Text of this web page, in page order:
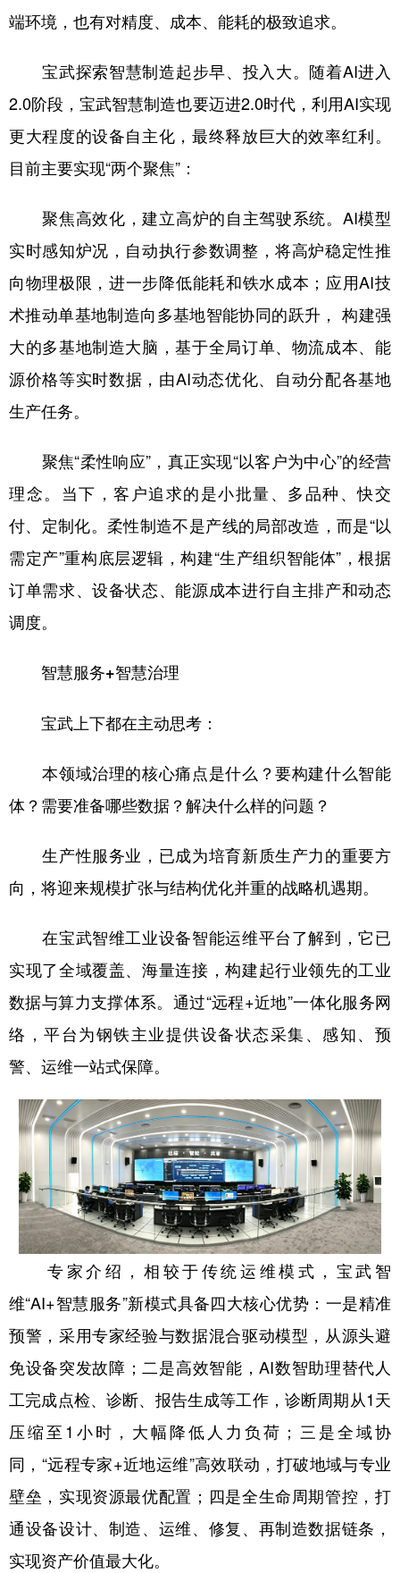
端环境，也有对精度、成本、能耗的极致追求。
宝武探索智慧制造起步早、投入大。随着AI进入
2.0阶段，宝武智慧制造也要迈进2.0时代，利用AI实现
更大程度的设备自主化，最终释放巨大的效率红利。
目前主要实现“两个聚焦”：
聚焦高效化，建立高炉的自主驾驶系统。AI模型
实时感知炉况，自动执行参数调整，将高炉稳定性推
向物理极限，进一步降低能耗和铁水成本；应用AI技
术推动单基地制造向多基地智能协同的跃升， 构建强
大的多基地制造大脑，基于全局订单、物流成本、能
源价格等实时数据，由AI动态优化、自动分配各基地
生产任务。
聚焦“柔性响应”，真正实现“以客户为中心”的经营
理念。当下，客户追求的是小批量、多品种、快交
付、定制化。柔性制造不是产线的局部改造，而是“以
需定产”重构底层逻辑，构建“生产组织智能体”，根据
订单需求、设备状态、能源成本进行自主排产和动态
调度。
智慧服务+智慧治理
宝武上下都在主动思考：
本领域治理的核心痛点是什么？要构建什么智能
体？需要准备哪些数据？解决什么样的问题？
生产性服务业，已成为培育新质生产力的重要方
向，将迎来规模扩张与结构优化并重的战略机遇期。
在宝武智维工业设备智能运维平台了解到，它已
实现了全域覆盖、海量连接，构建起行业领先的工业
数据与算力支撑体系。通过“远程+近地”一体化服务网
络，平台为钢铁主业提供设备状态采集、感知、预
警、运维一站式保障。
专家介绍，相较于传统运维模式，宝武智
维“AI+智慧服务”新模式具备四大核心优势：一是精准
预警，采用专家经验与数据混合驱动模型，从源头避
免设备突发故障；二是高效智能，AI数智助理替代人
工完成点检、诊断、报告生成等工作，诊断周期从1天
压缩至1小时，大幅降低人力负荷；三是全域协
同，“远程专家+近地运维”高效联动，打破地域与专业
壁垒，实现资源最优配置；四是全生命周期管控，打
通设备设计、制造、运维、修复、再制造数据链条，
实现资产价值最大化。